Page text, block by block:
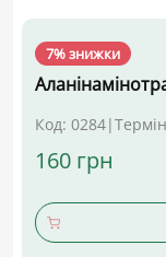
7% знижки
Код: 0284|
160 грн